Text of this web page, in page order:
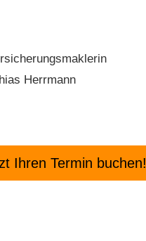
Ihren Termin buchen!